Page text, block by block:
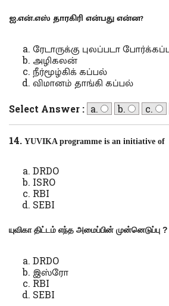
ஐ.என்.எஸ் தாரகிரி என்பது என்ன?
ரேடாருக்கு புலப்படா
அழிகலன்
நீர்மூழ்கிக் கப்பல்
விமானம் தாங்கி கப்பல்
Select Answer : a. b. c.
14.YUVIKA programme is an initiative of
DRDO
ISRO
RBI
SEBI
யுவிகா திட்டம் எந்த அமைப்பின் முன்னெடுப்பு?
DRDO
இஸ்ரோ
RBI
SEBI